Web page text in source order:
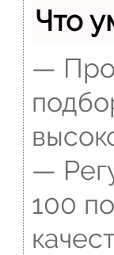
Что
—
—
100